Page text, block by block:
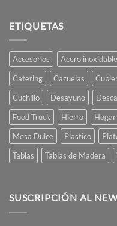
Ají
Diseño
TOP
ETIQUETAS
Accesorios Acero inoxidable
Catering
Cazuelas
Cuchillo
Desayuno
Food Truck
Hierro
Mesa Dulce
Plastico
Tablas
Tablas de Madera
SUSCRIPCIÓN AL